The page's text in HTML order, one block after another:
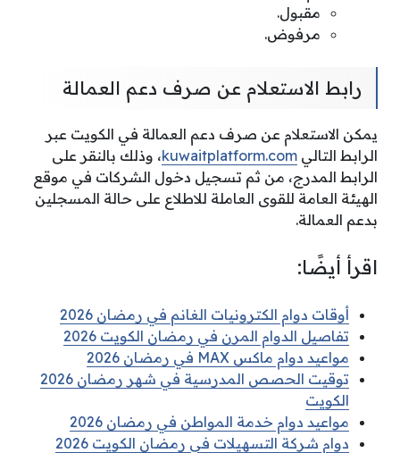
مقبول.
مرفوض.
رابط الاستعلام عن صرف دعم العمالة
يمكن الاستعلام عن صرف دعم العمالة في الكويت عبر
الرابط التالي kuwaitplatform.com، وذلك بالنقر على
الرابط المدرج، من ثم تسجيل دخول الشركات في موقع
الهيئة العامة للقوى العاملة للاطلاع على حالة المسجلين
بدعم العمالة.
اقرأ أيضًا:
أوقات دوام الكترونيات الغانم في رمضان 2026
تفاصيل الدوام المرن في رمضان الكويت 2026
مواعيد دوام ماكس MAX في رمضان 2026
توقيت الحصص المدرسية في شهر رمضان 2026
الكويت
مواعيد دوام خدمة المواطن في رمضان 2026
دوام شركة التسهيلات في رمضان الكويت 2026